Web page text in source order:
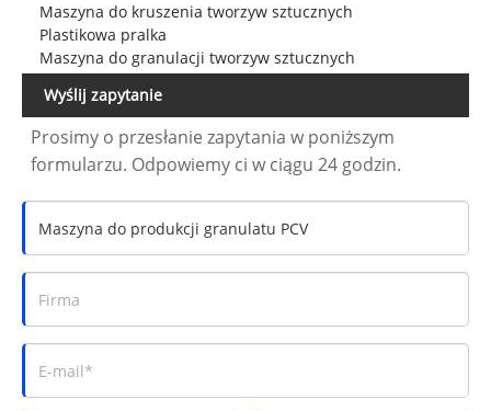
Maszyna do kruszenia tworzyw sztucznych
Plastikowa pralka
Maszyna do granulacji tworzyw sztucznych
Wyślij zapytanie
Prosimy o przesłanie zapytania w poniższym
formularzu. Odpowiemy ci w ciągu 24 godzin.